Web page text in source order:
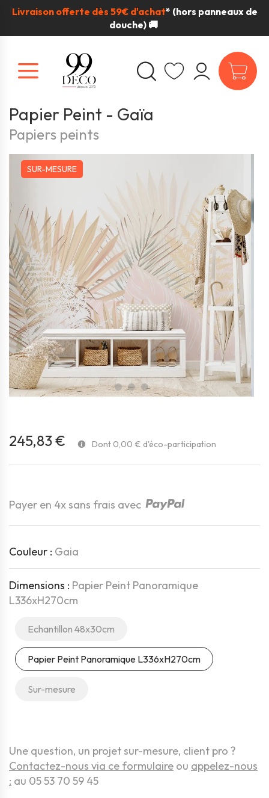
Livraison offerte dès 59€ d'achat* (hors panneaux de
douche) 🚚
Papier Peint - Gaïa
Papiers peints
SUR-MESURE
245,83 € Dont 0,00 € d'éco-participation
Payer en 4x sans frais avec
Couleur : Gaia
Dimensions : Papier Peint Panoramique
L336xH270cm
Echantillon 48x30cm
Papier Peint Panoramique L336xH270cm
Sur-mesure
Une question, un projet sur-mesure, client pro ?
Contactez-nous via ce formulaire ou appelez-nous
: au 05 53 70 59 45